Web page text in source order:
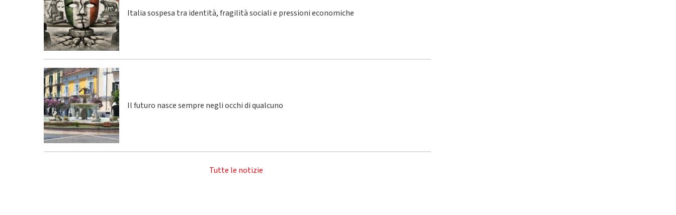
Italia sospesa tra identità, fragilità sociali e pressioni economiche
Il futuro nasce sempre negli occhi di qualcuno
Tutte le notizie